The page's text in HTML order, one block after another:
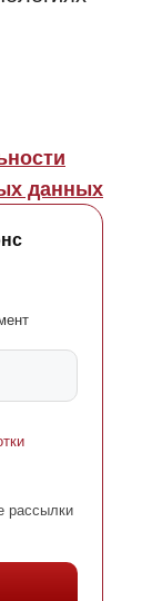
данных
рассылки